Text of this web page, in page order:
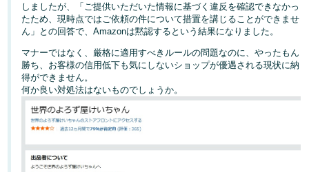
日
本
語
한
어
-
KR
日
本
語
ロ
グ
イ
しましたが、「ご提供いただいた情報に基づく違反を確認できなかっ
たため、現時点ではご依頼の件について措置を講じることができませ
ん」との回答で、Amazonは黙認するという結果になりました。
マナーではなく、厳格に適用すべきルールの問題なのに、やったもん
勝ち、お客様の信用低下も気にしないショップが優遇される現状に納
得ができません。
何か良い対処法はないものでしょうか。